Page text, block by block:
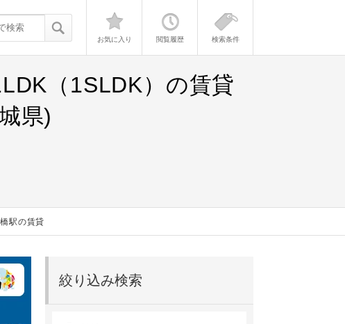
お気に入り 閲覧履歴 検索条件
（1SLDK）の賃貸
県)
駅の賃貸
絞り込み検索